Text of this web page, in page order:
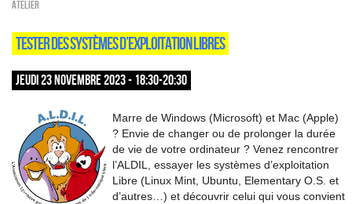
Atelier
TESTER DES SYSTÈMES D’EXPLOITATION LIBRES
JEUDI 23 NOVEMBRE 2023 - 18:30-20:30
Marre de Windows (Microsoft) et Mac (Apple)
? Envie de changer ou de prolonger la durée
de vie de votre ordinateur ? Venez rencontrer
l’ALDIL, essayer les systèmes d’exploitation
Libre (Linux Mint, Ubuntu, Elementary O.S. et
d’autres…) et découvrir celui qui vous convient